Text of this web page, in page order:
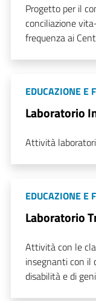
Progetto per il
conciliazione
frequenza ai
EDUCAZIONE E
Laboratorio
Attività
EDUCAZIONE E
Laboratorio
Attività con le
insegnanti con il
disabilità e di